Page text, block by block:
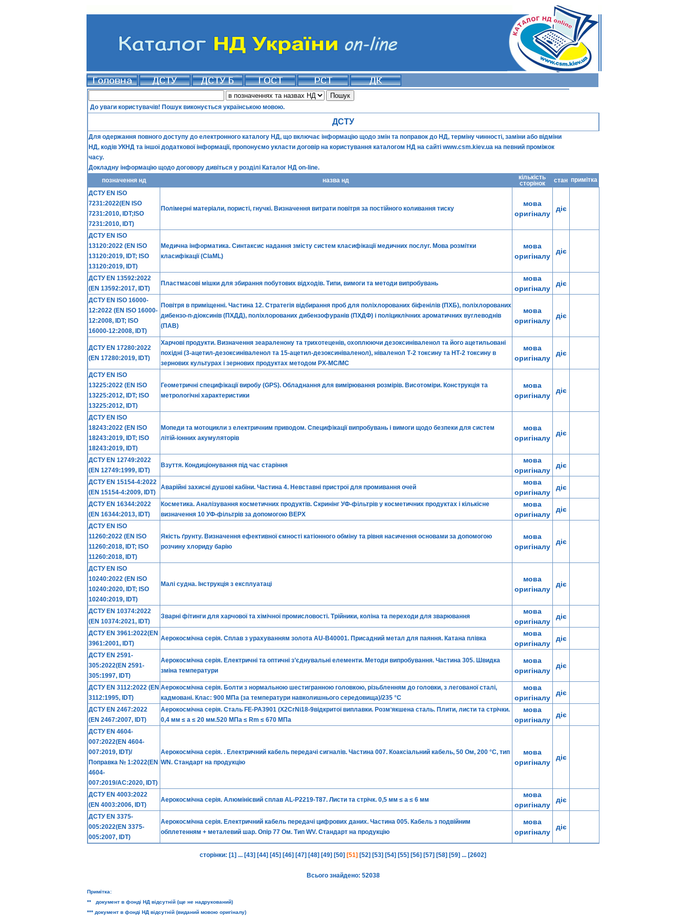
До уваги користувачів! Пошук виконується українською мовою.
ДСТУ
Для одержання повного доступу до електронного каталогу НД, що включає інформацію щодо змін та поправок до НД, терміну чинності, заміни або відміни
НД, кодів УКНД та іншої додаткової інформації, пропонуємо укласти договір на користування каталогом НД на сайті www.csm.kiev.ua на певний проміжок
часу.
Докладну інформацію щодо договору дивіться у розділі Каталог НД on-line.
позначення нд
назва нд
кількість
сторінок
стан примітка
ДСТУ EN ISO
7231:2022(EN ISO
7231:2010, IDT;ISO
7231:2010, IDT)
Полімерні матеріали, пористі, гнучкі. Визначення витрати повітря за постійного коливання тиску
мова
оригіналу
діє
ДСТУ EN ISO
13120:2022 (EN ISO
13120:2019, IDT; ISO
13120:2019, IDT)
Медична інформатика. Синтаксис надання змісту систем класифікації медичних послуг. Мова розмітки
класифікації (ClaML)
мова
оригіналу
діє
ДСТУ EN 13592:2022
(EN 13592:2017, IDT)
Пластмасові мішки для збирання побутових відходів. Типи, вимоги та методи випробувань
мова
оригіналу
діє
ДСТУ EN ISO 16000-
12:2022 (EN ISO 16000-
12:2008, IDT; ISO
16000-12:2008, IDT)
Повітря в приміщенні. Частина 12. Стратегія відбирання проб для поліхлорованих біфенілів (ПХБ), поліхлорованих
дибензо-п-діоксинів (ПХДД), поліхлорованих дибензофуранів (ПХДФ) і поліциклічних ароматичних вуглеводнів
(ПАВ)
мова
оригіналу
діє
ДСТУ EN 17280:2022
(EN 17280:2019, IDT)
Харчові продукти. Визначення зеараленону та трихотеценів, охоплюючи дезоксиніваленол та його ацетильовані
похідні (3-ацетил-дезоксиніваленол та 15-ацетил-дезоксиніваленол), ніваленол Т-2 токсину та НТ-2 токсину в
зернових культурах і зернових продуктах методом РХ-МС/МС
мова
оригіналу
діє
ДСТУ EN ISO
13225:2022 (EN ISO
13225:2012, IDT; ISO
13225:2012, IDT)
Геометричні специфікації виробу (GPS). Обладнання для вимірювання розмірів. Висотоміри. Конструкція та
метрологічні характеристики
мова
оригіналу
діє
ДСТУ EN ISO
18243:2022 (EN ISO
18243:2019, IDT; ISO
18243:2019, IDT)
Мопеди та мотоцикли з електричним приводом. Специфікації випробувань і вимоги щодо безпеки для систем
літій-іонних акумуляторів
мова
оригіналу
діє
ДСТУ EN 12749:2022
(EN 12749:1999, IDT)
Взуття. Кондиціонування під час старіння
мова
оригіналу
діє
ДСТУ EN 15154-4:2022
(EN 15154-4:2009, IDT)
Аварійні захисні душові кабіни. Частина 4. Невставні пристрої для промивання очей
мова
оригіналу
діє
ДСТУ EN 16344:2022
(EN 16344:2013, IDT)
Косметика. Аналізування косметичних продуктів. Скринінг УФ-фільтрів у косметичних продуктах і кількісне
визначення 10 УФ-фільтрів за допомогою ВЕРХ
мова
оригіналу
діє
ДСТУ EN ISO
11260:2022 (EN ISO
11260:2018, IDT; ISO
11260:2018, IDT)
Якість ґрунту. Визначення ефективної ємності катіонного обміну та рівня насичення основами за допомогою
розчину хлориду барію
мова
оригіналу
діє
ДСТУ EN ISO
10240:2022 (EN ISO
10240:2020, IDT; ISO
10240:2019, IDT)
Малі судна. Інструкція з експлуатаці
мова
оригіналу
діє
ДСТУ EN 10374:2022
(EN 10374:2021, IDT)
Зварні фітинги для харчової та хімічної промисловості. Трійники, коліна та переходи для зварювання
мова
оригіналу
діє
ДСТУ EN 3961:2022(EN
3961:2001, IDT)
Аерокосмічна серія. Сплав з урахуванням золота AU-B40001. Присадний метал для паяння. Катана плівка
мова
оригіналу
діє
ДСТУ EN 2591-
305:2022(EN 2591-
305:1997, IDT)
Аерокосмічна серія. Електричні та оптичні з’єднувальні елементи. Методи випробування. Частина 305. Швидка
зміна температури
мова
оригіналу
діє
ДСТУ EN 3112:2022 (EN
3112:1995, IDT)
Аерокосмічна серія. Болти з нормальною шестигранною головкою, різьбленням до головки, з легованої сталі,
кадмовані. Клас: 900 МПа (за температури навколишнього середовища)/235 °С
мова
оригіналу
діє
ДСТУ EN 2467:2022
(EN 2467:2007, IDT)
Аерокосмічна серія. Сталь FE-PA3901 (X2CrNi18-9відкритої виплавки. Розмʼякшена сталь. Плити, листи та стрічки.
0,4 мм ≤ a ≤ 20 мм.520 МПа ≤ Rm ≤ 670 МПа
мова
оригіналу
діє
ДСТУ EN 4604-
007:2022(EN 4604-
007:2019, IDT)/
Поправка № 1:2022(EN
4604-
007:2019/AC:2020, IDT)
Аерокосмічна серія. . Електричний кабель передачі сигналів. Частина 007. Коаксіальний кабель, 50 Ом, 200 °C, тип
WN. Стандарт на продукцію
мова
оригіналу
діє
ДСТУ EN 4003:2022
(EN 4003:2006, IDT)
Аерокосмічна серія. Алюмінієвий сплав AL-P2219-T87. Листи та стрічк. 0,5 мм ≤ a ≤ 6 мм
мова
оригіналу
діє
ДСТУ EN 3375-
005:2022(EN 3375-
005:2007, IDT)
Аерокосмічна серія. Електричний кабель передачі цифрових даних. Частина 005. Кабель з подвійним
обплетенням + металевий шар. Опір 77 Ом. Тип WV. Стандарт на продукцію
мова
оригіналу
діє
сторінки: [1] ... [43] [44] [45] [46] [47] [48] [49] [50] [51] [52] [53] [54] [55] [56] [57] [58] [59] ... [2602]
Всього знайдено: 52038
Примітка:
** документ в фонді НД відсутній (ще не надрукований)
*** документ в фонді НД відсутній (виданий мовою оригіналу)